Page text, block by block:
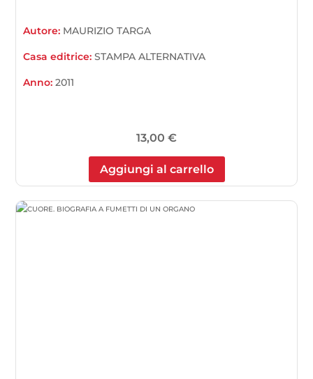
Autore: MAURIZIO TARGA
Casa editrice:STAMPA ALTERNATIVA
Anno:2011
13,00 €
Aggiungi al carrello